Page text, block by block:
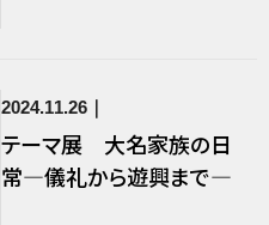
2024.11.26
テーマ展 大名家族の日
常―儀礼から遊興まで―